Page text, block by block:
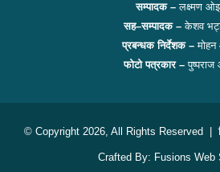
सम्पादक –लक्ष्मण
सह–सम्पादक –केशव
प्रबन्धक निर्देशक –मोहन
फोटो पत्रकार –पुष्पराज
© Copyright 2026, All Rights Reserved |
Crafted By: Fusions Web